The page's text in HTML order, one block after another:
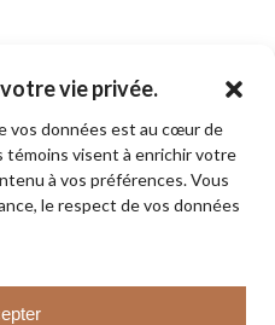
vie privée.
vos données est au cœur de
témoins visent à enrichir votre
à vos préférences. Vous
le respect de vos données
0,00$